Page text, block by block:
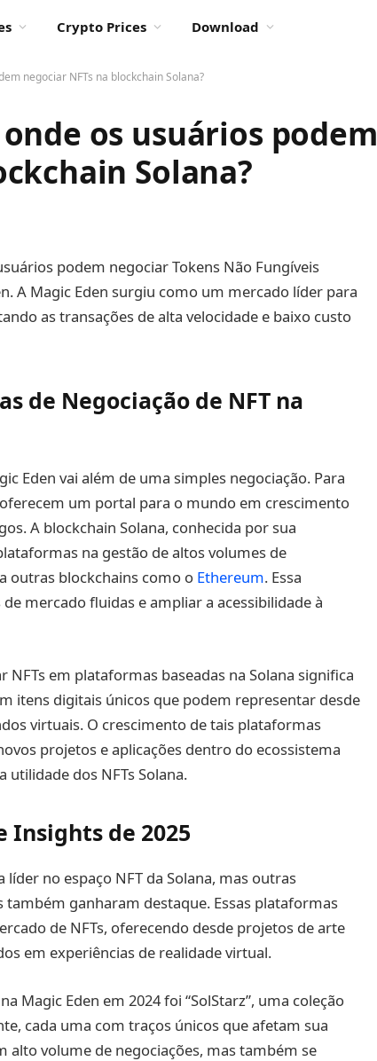
Crypto Prices Download
negociar NFTs na blockchain Solana?
os usuários podem
Solana?
podem negociar Tokens Não Fungíveis
A Magic Eden surgiu como um mercado líder para
as transações de alta velocidade e baixo custo
de Negociação de NFT na
Eden vai além de uma simples negociação. Para
um portal para o mundo em crescimento
A blockchain Solana, conhecida por sua
na gestão de altos volumes de
outras blockchains como o Ethereum. Essa
mercado fluidas e ampliar a acessibilidade à
NFTs em plataformas baseadas na Solana significa
itens digitais únicos que podem representar desde
virtuais. O crescimento de tais plataformas
projetos e aplicações dentro do ecossistema
utilidade dos NFTs Solana.
Insights de 2025
líder no espaço NFT da Solana, mas outras
ganharam destaque. Essas plataformas
de NFTs, oferecendo desde projetos de arte
em experiências de realidade virtual.
Magic Eden em 2024 foi “SolStarz”, uma coleção
cada uma com traços únicos que afetam sua
alto volume de negociações, mas também se